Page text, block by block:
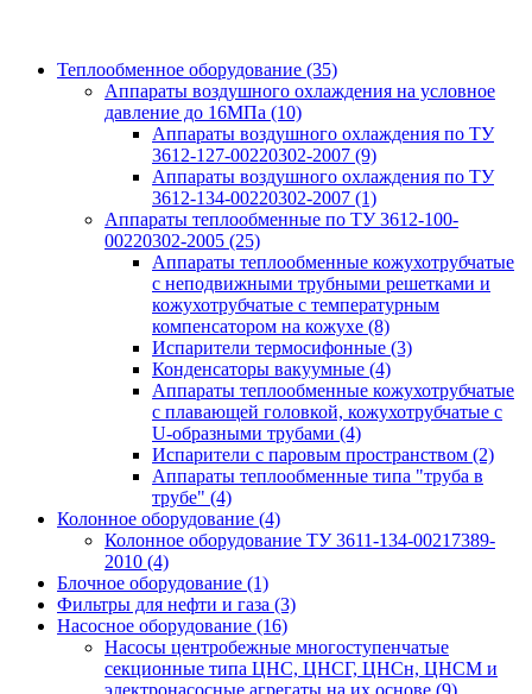
Теплообменное оборудование (35)
Аппараты воздушного охлаждения на условное
давление до 16МПа (10)
Аппараты воздушного охлаждения по ТУ
3612-127-00220302-2007 (9)
Аппараты воздушного охлаждения по ТУ
3612-134-00220302-2007 (1)
Аппараты теплообменные по ТУ 3612-100-
00220302-2005 (25)
Аппараты теплообменные кожухотрубчатые
с неподвижными трубными решетками и
кожухотрубчатые с температурным
компенсатором на кожухе (8)
Испарители термосифонные (3)
Конденсаторы вакуумные (4)
Аппараты теплообменные кожухотрубчатые
с плавающей головкой, кожухотрубчатые с
U-образными трубами (4)
Испарители с паровым пространством (2)
Аппараты теплообменные типа "труба в
трубе" (4)
Колонное оборудование (4)
Колонное оборудование ТУ 3611-134-00217389-
2010 (4)
Блочное оборудование (1)
Фильтры для нефти и газа (3)
Насосное оборудование (16)
Насосы центробежные многоступенчатые
секционные типа ЦНС, ЦНСГ, ЦНСн, ЦНСМ и
электронасосные агрегаты на их основе (9)